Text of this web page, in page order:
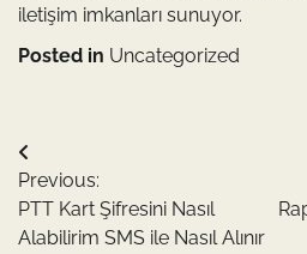
iletişim imkanları sunuyor.
Posted in Uncategorized
Yazı
gezinmesi
Previous:
PTT Kart Şifresini Nasıl
Alabilirim SMS ile Nasıl Alınır